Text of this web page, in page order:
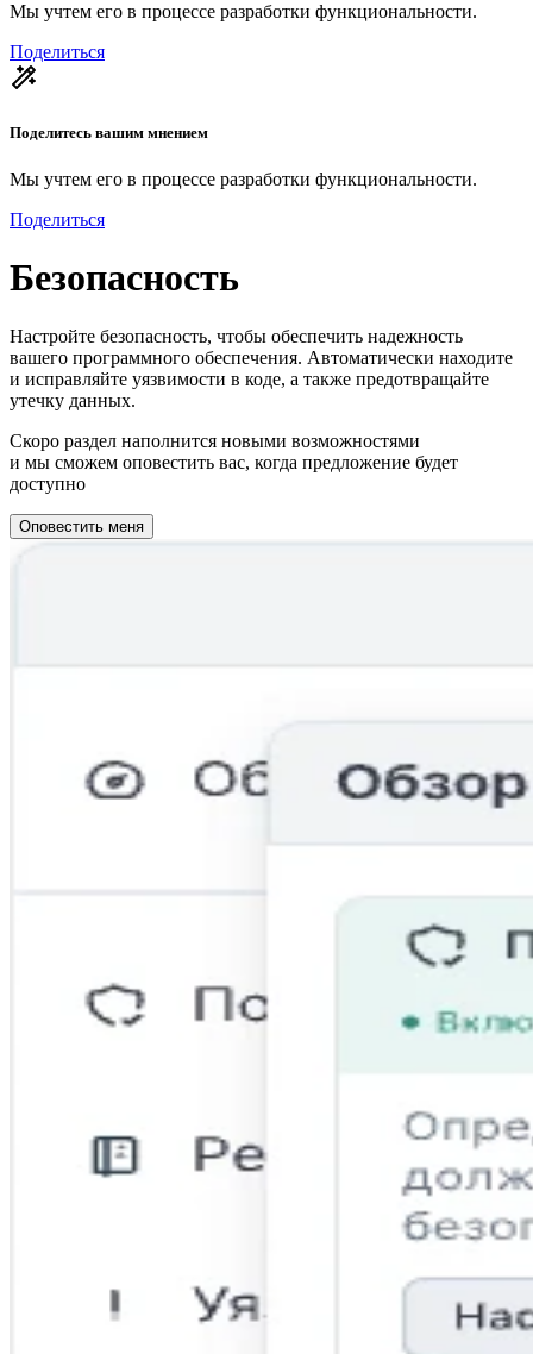
Мы учтем его в процессе разработки функциональности.
Поделиться
Поделитесь вашим мнением
Мы учтем его в процессе разработки функциональности.
Поделиться
Безопасность
Настройте безопасность, чтобы обеспечить надежность
вашего программного обеспечения. Автоматически находите
и исправляйте уязвимости в коде, а также предотвращайте
утечку данных.
Скоро раздел наполнится новыми возможностями
и мы сможем оповестить вас, когда предложение будет
доступно
Оповестить меня